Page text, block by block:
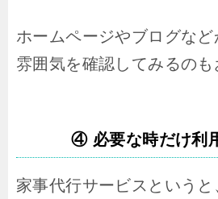
ホームページやブログな
雰囲気を確認してみるのも
④ 必要な時だけ利
家事代行サービスというと